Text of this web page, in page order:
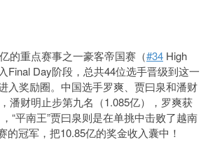
的重点赛事之一豪客帝国赛（#34 High
Final Day阶段，总共44位选手晋级到这一
入奖励圈。中国选手罗爽、贾曰泉和潘财
潘财明止步第九名（1.085亿），罗爽获
“平南王”贾曰泉则是在单挑中击败了越南
的冠军，把10.85亿的奖金收入囊中！